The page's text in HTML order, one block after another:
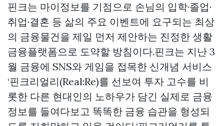
핀크는 마이정보를 기점으로 손님의 입학·졸업·
취업·결혼 등 삶의 주요 이벤트에 요구되는 최상
의 금융물건을 제일 먼저 제안하는 진정한 생활
금융플랫폼으로 도약할 방침이다.핀크는 지난 3
월 금융에 SNS와 게임을 접목한 신개념 서비스
‘핀크리얼리(Real:Re)를 선보여 투자 고수를 비
롯한 다른 현대인의 노하우가 담긴 실제로 금융
정보를 들여다보고 똑똑한 금융 습관을 형성되